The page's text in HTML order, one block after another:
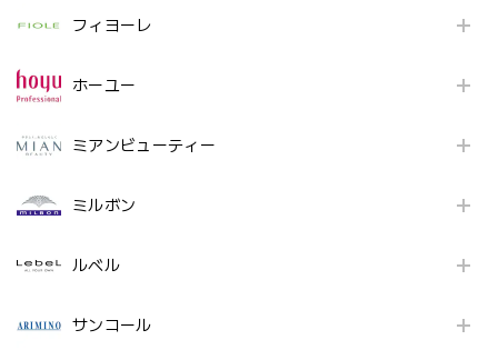
フィヨーレ
ホーユー
ミアンビューティー
ミルボン
ルベル
サンコール